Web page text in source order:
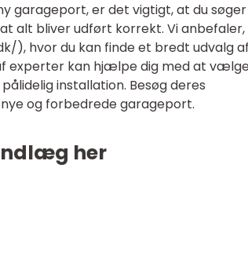
garageport, er det vigtigt, at du søger
alt bliver udført korrekt. Vi
), hvor du kan finde et bredt udvalg af
experter kan hjælpe dig med at
installation. Besøg deres
og forbedrede garageport.
her